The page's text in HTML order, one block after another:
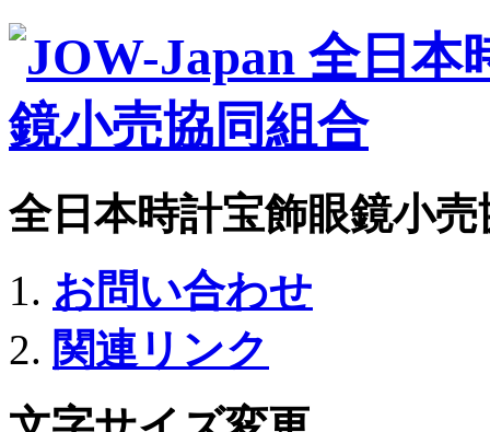
全日本時計宝飾眼鏡小
お問い合わせ
関連リンク